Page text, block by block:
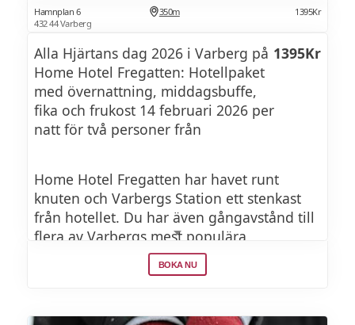
OXFILÉ eller TORSKRYGG eller FRITERAD
RISOTTO
DESSERTBUFFÉ
Hamnplan 6
432 44 Varberg
350m 1395Kr
Alla Hjärtans dag 2026 i Varberg på
Home Hotel Fregatten: Hotellpaket
med övernattning, middagsbuffe,
fika och frukost 14 februari 2026 per
natt för två personer från
1395Kr
Home Hotel Fregatten har havet runt
knuten och Varbergs Station ett stenkast
från hotellet. Du har även gångavstånd till
flera av Varbergs mest populära
sevärdheter – Varbergs fästning, Hallands
kulturhistoriska museum och Kallbadhuset.
frukost, fika och middag. Njut av
BOKA NU